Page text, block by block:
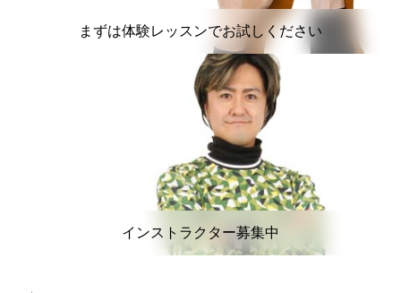
まずは体験レッスンでお試しください
インストラクター募集中